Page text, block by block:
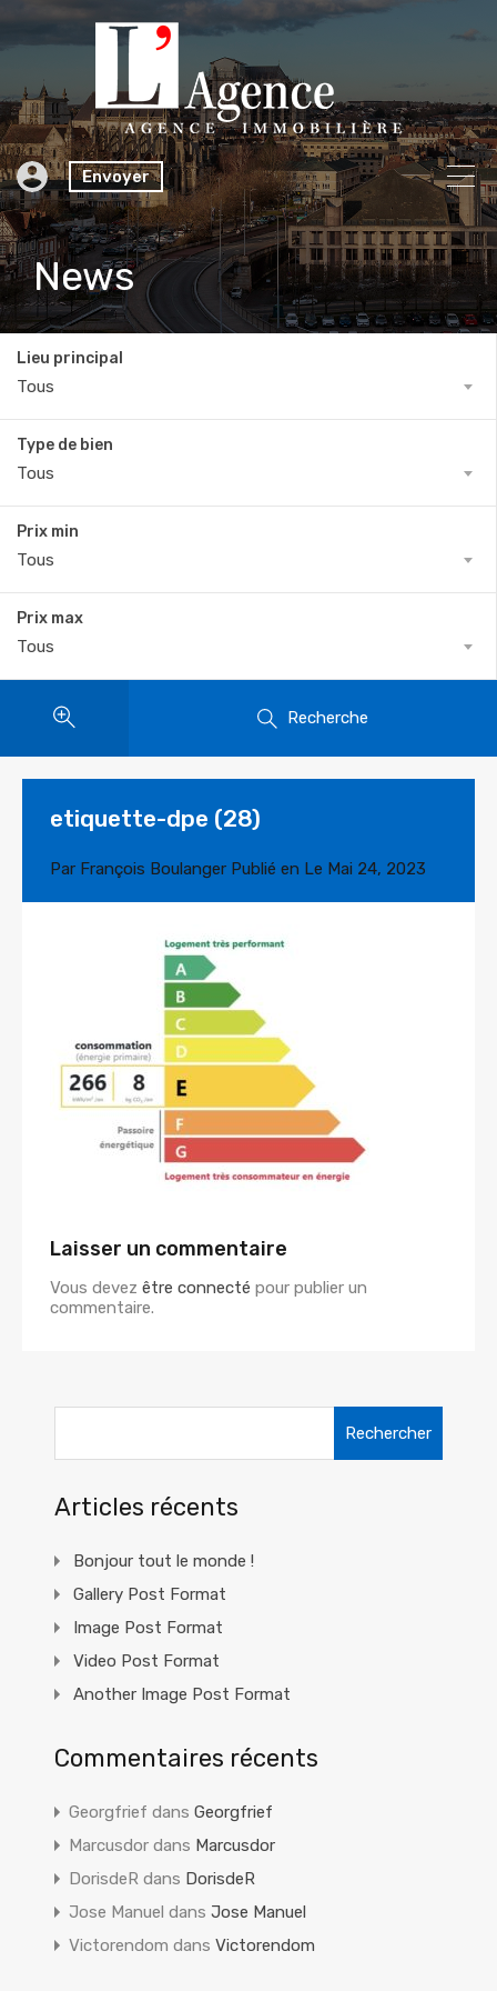
Envoyer
News
Lieu principal
Tous
Type de bien
Tous
Prix min
Tous
Prix max
Tous
Recherche
etiquette-dpe (28)
Par François Boulanger Publié en Le Mai 24, 2023
Laisser un commentaire
Vous devez être connecté pour publier un
commentaire.
Articles récents
Bonjour tout le monde !
Gallery Post Format
Image Post Format
Video Post Format
Another Image Post Format
Commentaires récents
Georgfrief dans Georgfrief
Marcusdor dans Marcusdor
DorisdeR dans DorisdeR
Jose Manuel dans Jose Manuel
Victorendom dans Victorendom